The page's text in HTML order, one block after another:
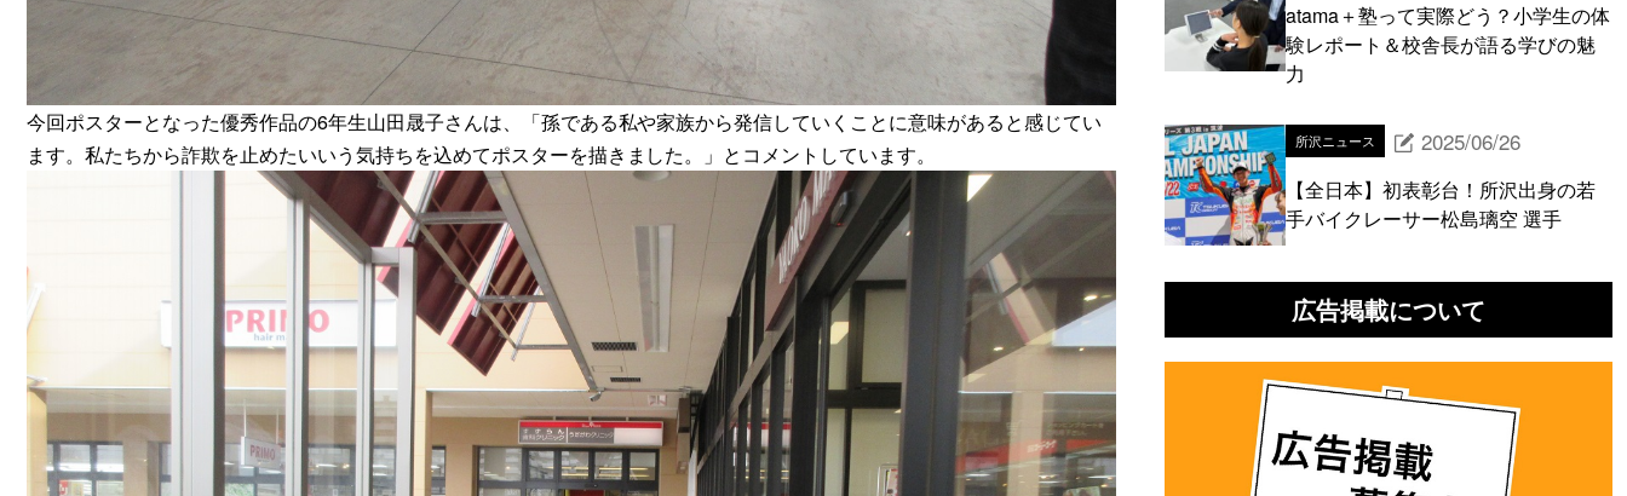
今回ポスターとなった優秀作品の6年生山田晟子さんは、「孫である私や家族から発信していくことに意味があると感じてい
ます。私たちから詐欺を止めたいいう気持ちを込めてポスターを描きました。」とコメントしています。
atama＋塾って実際どう？小学生の体
験レポート＆校舎長が語る学びの魅
力
所沢ニュース 2025/06/26
【全日本】初表彰台！所沢出身の若
手バイクレーサー松島璃空 選手
広告掲載について